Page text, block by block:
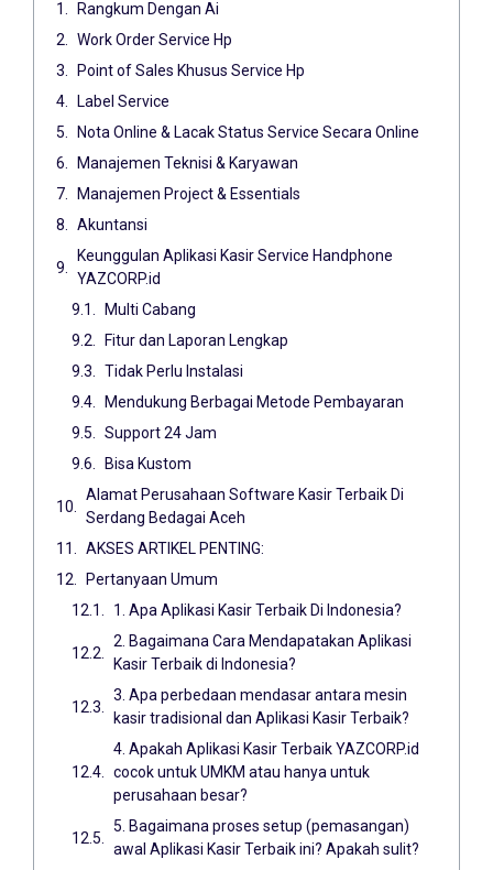
Rangkum Dengan Ai
Work Order Service Hp
Point of Sales Khusus Service Hp
Label Service
Nota Online & Lacak Status Service Secara Online
Manajemen Teknisi & Karyawan
Manajemen Project & Essentials
Akuntansi
Keunggulan Aplikasi Kasir Service Handphone
YAZCORP.id
Multi Cabang
Fitur dan Laporan Lengkap
Tidak Perlu Instalasi
Mendukung Berbagai Metode Pembayaran
Support 24 Jam
Bisa Kustom
Alamat Perusahaan Software Kasir Terbaik Di
Serdang Bedagai Aceh
AKSES ARTIKEL PENTING:
Pertanyaan Umum
1. Apa Aplikasi Kasir Terbaik Di Indonesia?
2. Bagaimana Cara Mendapatakan Aplikasi
Kasir Terbaik di Indonesia?
3. Apa perbedaan mendasar antara mesin
kasir tradisional dan Aplikasi Kasir Terbaik?
4. Apakah Aplikasi Kasir Terbaik YAZCORP.id
cocok untuk UMKM atau hanya untuk
perusahaan besar?
5. Bagaimana proses setup (pemasangan)
awal Aplikasi Kasir Terbaik ini? Apakah sulit?